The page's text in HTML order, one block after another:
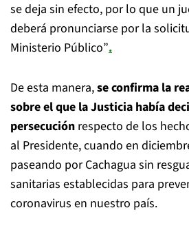
se deja sin efecto, por lo que un
deberá pronunciarse por la
Ministerio Público”.
De esta manera,se confirma la
sobre el que la Justicia había
persecución respecto de los
al Presidente, cuando en
paseando por Cachagua sin
sanitarias establecidas para
coronavirus en nuestro país.